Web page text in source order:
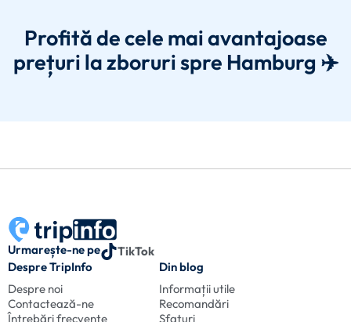
Profită de cele mai avantajoase
prețuri la zboruri spre Hamburg ✈️
Urmarește-ne pe
TikTok
Despre TripInfo
Despre noi
Contactează-ne
Întrebări frecvente
Din blog
Informații utile
Recomandări
Sfaturi